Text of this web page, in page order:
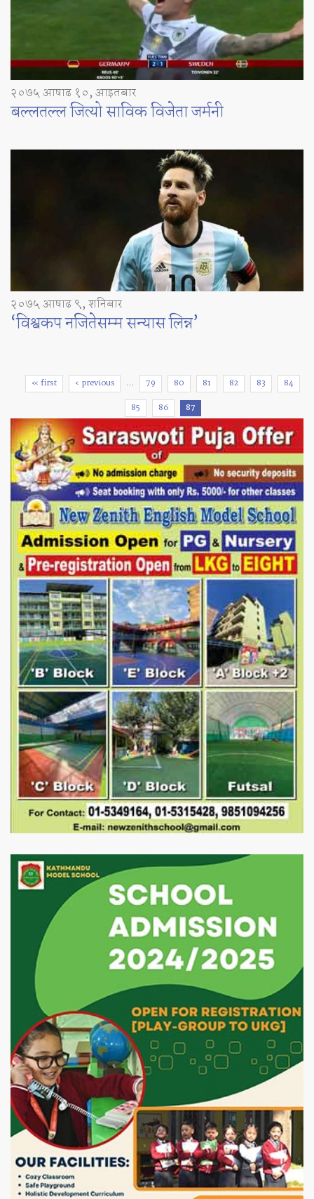
२०७५ आषाढ १०, आइतबार
बल्लतल्ल जित्यो साविक विजेता जर्मनी
२०७५ आषाढ ९, शनिबार
‘विश्वकप नजितेसम्म सन्यास लिन्न’
Pages
« first ‹ previous … 79 80 81 82 83
84
85
86 87